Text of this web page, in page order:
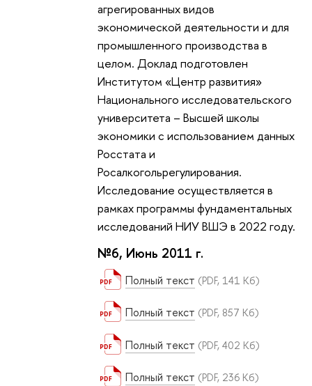
агрегированных видов
экономической деятельности и для
промышленного производства в
целом. Доклад подготовлен
Институтом «Центр развития»
Национального исследовательского
университета – Высшей школы
экономики с использованием данных
Росстата и
Росалкогольрегулирования.
Исследование осуществляется в
рамках программы фундаментальных
исследований НИУ ВШЭ в 2022 году.
№6, Июнь 2011 г.
Полный текст (PDF, 141 Кб)
Полный текст (PDF, 857 Кб)
Полный текст (PDF, 402 Кб)
Полный текст (PDF, 236 Кб)